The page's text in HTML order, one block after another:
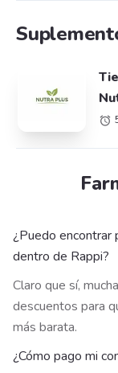
¿Puedo encontrar
dentro de Rappi?
Claro que sí,
descuentos para
más barata.
¿Cómo pago mi